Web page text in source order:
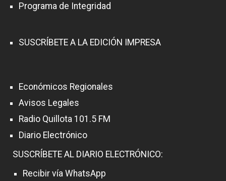
Programa de Integridad
SUSCRÍBETE A LA EDICIÓN IMPRESA
Económicos Regionales
Avisos Legales
Radio Quillota 101.5 FM
Diario Electrónico
SUSCRÍBETE AL DIARIO ELECTRÓNICO:
Recibir vía WhatsApp